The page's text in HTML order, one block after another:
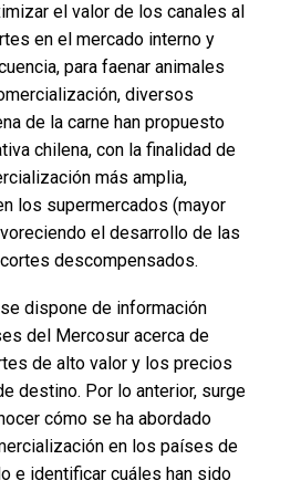
el valor de los canales al
en el mercado interno y
para faenar animales
diversos
de la carne han propuesto
chilena, con la finalidad de
más amplia,
los supermercados (mayor
el desarrollo de las
descompensados.
dispone de información
del Mercosur acerca de
de alto valor y los precios
destino. Por lo anterior, surge
cómo se ha abordado
en los países de
e identificar cuáles han sido